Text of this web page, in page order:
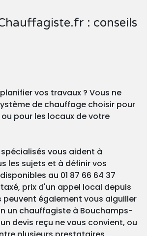
: conseils
vos travaux ? Vous ne
de chauffage choisir pour
pour les locaux de votre
vous aident à
les sujets et à définir vos
au 01 87 66 64 37
prix d'un appel local depuis
peuvent également vous aiguiller
un chauffagiste à Bouchamps-
devis reçu ne vous convient, ou